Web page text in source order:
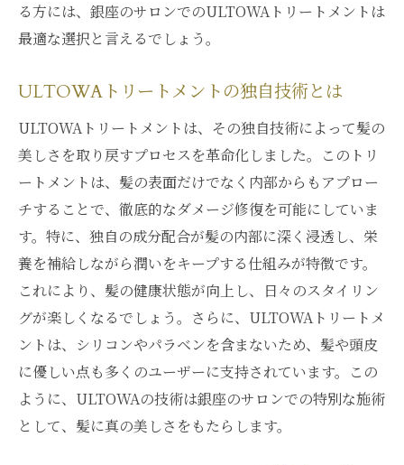
る方には、銀座のサロンでのULTOWAトリートメントは
最適な選択と言えるでしょう。
ULTOWAトリートメントの独自技術とは
ULTOWAトリートメントは、その独自技術によって髪の
美しさを取り戻すプロセスを革命化しました。このトリ
ートメントは、髪の表面だけでなく内部からもアプロー
チすることで、徹底的なダメージ修復を可能にしていま
す。特に、独自の成分配合が髪の内部に深く浸透し、栄
養を補給しながら潤いをキープする仕組みが特徴です。
これにより、髪の健康状態が向上し、日々のスタイリン
グが楽しくなるでしょう。さらに、ULTOWAトリートメ
ントは、シリコンやパラベンを含まないため、髪や頭皮
に優しい点も多くのユーザーに支持されています。この
ように、ULTOWAの技術は銀座のサロンでの特別な施術
として、髪に真の美しさをもたらします。